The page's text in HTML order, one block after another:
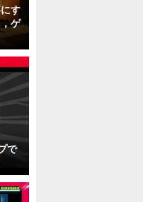
す
ゲ
で